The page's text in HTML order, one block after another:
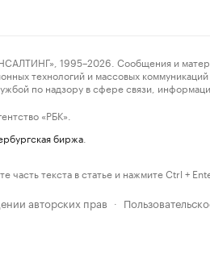
1995–2026. Сообщения и
технологий и массовых
по надзору в сфере связи,
«РБК».
биржа
часть текста в статье и нажмите Ctrl +
авторских прав ·